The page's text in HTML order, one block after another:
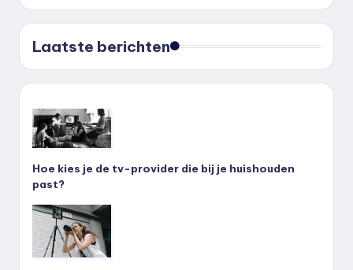
Laatste berichten
Hoe kies je de tv-provider die bij je huishouden
past?